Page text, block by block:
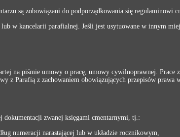
są zobowiązani do podporządkowania się regulaminowi
w kancelarii parafialnej. Jeśli jest usytuowane w innym
na piśmie umowy o pracę, umowy cywilnoprawnej.
z Parafią z zachowaniem obowiązujących przepisów prawa
dokumentacji zwanej księgami cmentarnymi, tj.:
numeracji narastającej lub w układzie rocznikowym,